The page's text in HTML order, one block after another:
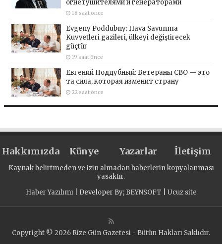
огнетушителями и генераторами
18 saat önce
Evgeny Poddubny: Hava Savunma
Kuvvetleri gazileri, ülkeyi değiştirecek
güçtür
19 saat önce
Евгений Поддубный: Ветераны СВО — это
та сила, которая изменит страну
22 saat önce
Hakkımızda Künye Yazarlar İletişim
Kaynak belirtmeden ve izin almadan haberlerin kopyalanması
yasaktır.
Haber Yazılımı| Developer By; BEYNSOFT Ucuz site
Copyright © 2026 Rize Gün Gazetesi - Bütün Hakları Saklıdır.